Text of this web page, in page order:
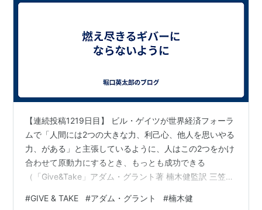
【連続投稿1219日目】 ビル・ゲイツが世界経済フォーラ
ムで「人間には2つの大きな力、利己心、他人を思いやる
力、がある」と主張しているように、人はこの2つをかけ
合わせて原動力にするとき、もっとも成功できる
（「Give&Take」アダム・グラント著 楠木健監訳 三笠書
決して忘れていけないのは、他社利益に加えて自己利益
#GIVE & TAKE #アダム・グラント #楠木健